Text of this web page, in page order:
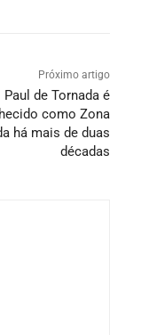
Próximo artigo
Paul de Tornada é
como Zona
há mais de duas
décadas